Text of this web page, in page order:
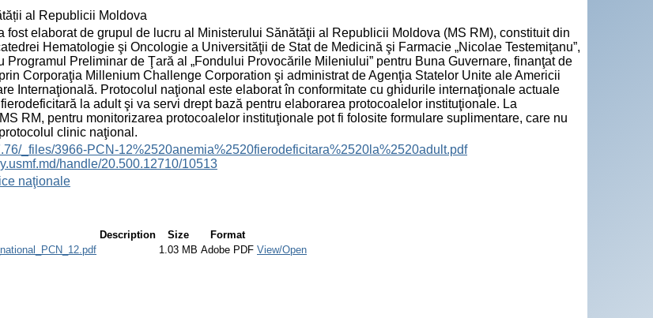
al Republicii Moldova
fost elaborat de grupul de lucru al Ministerului Sănătăţii al Republicii Moldova (MS RM), constituit din
Hematologie şi Oncologie a Universităţii de Stat de Medicină şi Farmacie „Nicolae Testemiţanu”,
Programul Preliminar de Ţară al „Fondului Provocările Mileniului” pentru Buna Guvernare, finanţat de
Corporaţia Millenium Challenge Corporation şi administrat de Agenţia Statelor Unite ale Americii
Internaţională. Protocolul naţional este elaborat în conformitate cu ghidurile internaţionale actuale
la adult şi va servi drept bază pentru elaborarea protocoalelor instituţionale. La
RM, pentru monitorizarea protocoalelor instituţionale pot fi folosite formulare suplimentare, care nu
clinic naţional.
_files/3966-PCN-12%2520anemia%2520fierodeficitara%2520la%2520adult.pdf
handle/20.500.12710/10513
naţionale
Description Size
Format
1.03 MB Adobe PDF View/Open